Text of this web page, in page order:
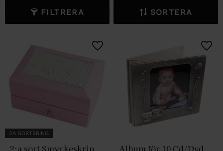
FILTRERA SORTERA
2A SORTERING
2:a sort Smyckeskrin
Lägg till i favoriter
Album för 10 Cd/Dvd